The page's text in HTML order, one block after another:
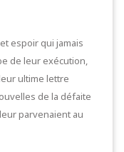
espoir qui jamais
de leur exécution,
ultime lettre
de la défaite
parvenaient au